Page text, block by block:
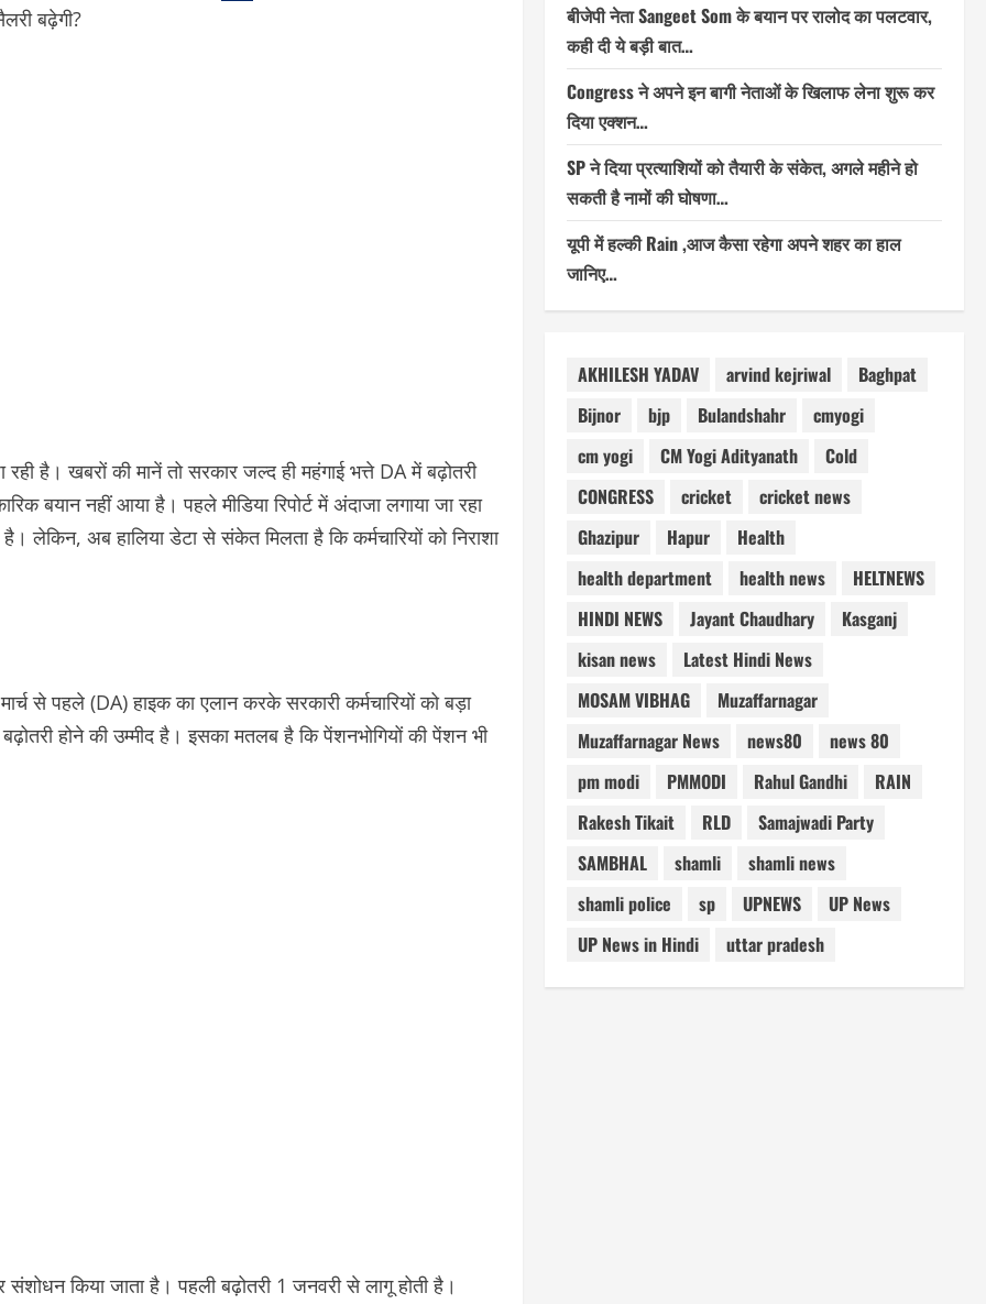
बढ़ेगी?
है। खबरों की मानें तो सरकार जल्द ही महंगाई भत्ते DA में बढ़ोतरी
नहीं आया है। पहले मीडिया रिपोर्ट में अंदाजा लगाया जा रहा
लेकिन, अब हालिया डेटा से संकेत मिलता है कि कर्मचारियों को निराशा
से पहले (DA) हाइक का एलान करके सरकारी कर्मचारियों को बड़ा
होने की उम्मीद है। इसका मतलब है कि पेंशनभोगियों की पेंशन भी
किया जाता है। पहली बढ़ोतरी 1 जनवरी से लागू होती है।
बीजेपी नेता Sangeet Som के बयान पर रालोद का पलटवार,
कही दी ये बड़ी बात…
Congress ने अपने इन बागी नेताओं के खिलाफ लेना शुरू कर
दिया एक्शन…
SP ने दिया प्रत्याशियों को तैयारी के संकेत, अगले महीने हो
सकती है नामों की घोषणा…
यूपी में हल्की Rain ,आज कैसा रहेगा अपने शहर का हाल
जानिए…
AKHILESH YADAV arvind kejriwal
Baghpat
Bijnor
bjp Bulandshahr
cmyogi
cm yogi
CM Yogi Adityanath
Cold
CONGRESS
cricket
cricket news
Ghazipur
Hapur
Health
health department
health news
HELTNEWS
HINDI NEWS
Jayant Chaudhary
Kasganj
kisan news
Latest Hindi News
MOSAM VIBHAG
Muzaffarnagar
Muzaffarnagar News
news80
news 80
pm modi
PMMODI Rahul Gandhi
RAIN
Rakesh Tikait
RLD
Samajwadi Party
SAMBHAL
shamli
shamli news
shamli police
sp UPNEWS
UP News
UP News in Hindi
uttar pradesh